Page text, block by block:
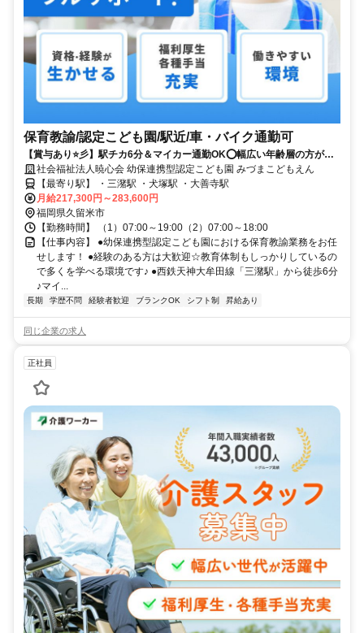
保育教諭/認定こども園/駅近/車・バイク通勤可
【賞与あり⭐彡】駅チカ6分＆マイカー通勤OK⭕幅広い年齢層の方が活
躍中⭐明るくにぎやかな職場です✨
社会福祉法人暁心会 幼保連携型認定こども園 みづまこどもえん
【最寄り駅】 ・三潴駅 ・犬塚駅 ・大善寺駅
月給217,300円～283,600円
福岡県久留米市
【勤務時間】 （1）07:00～19:00（2）07:00～18:00
【仕事内容】 ●幼保連携型認定こども園における保育教諭業務をお任
せします！ ●経験のある方は大歓迎☆教育体制もしっかりしているの
で多くを学べる環境です♪ ●西鉄天神大牟田線「三潴駅」から徒歩6分
♪マイ...
長期 学歴不問 経験者歓迎 ブランクOK シフト制 昇給あり
同じ企業の求人
正社員